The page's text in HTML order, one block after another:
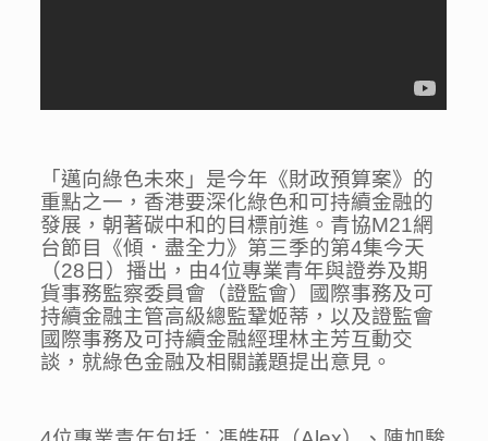
「邁向綠色未來」是今年《財政預算案》的
重點之一，香港要深化綠色和可持續金融的
發展，朝著碳中和的目標前進。青協M21網
台節目《傾．盡全力》第三季的第4集今天
（28日）播出，由4位專業青年與證券及期
貨事務監察委員會（證監會）國際事務及可
持續金融主管高級總監鞏姬蒂，以及證監會
國際事務及可持續金融經理林主芳互動交
談，就綠色金融及相關議題提出意見。